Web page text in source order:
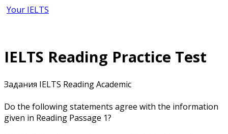
Your IELTS
IELTS Reading Practice Test
Задания IELTS Reading Academic
Do the following statements agree with the information
given in Reading Passage 1?